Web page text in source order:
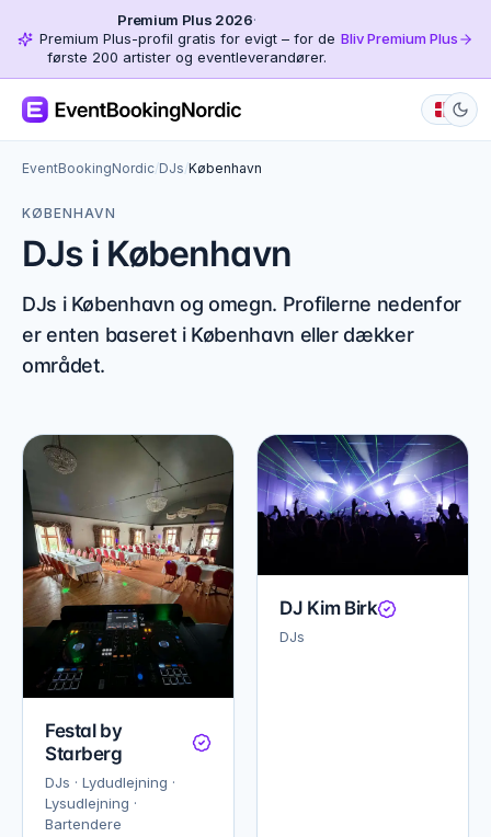
Premium Plus 2026·
Premium Plus-profil gratis for evigt – for de
første 200 artister og eventleverandører.
Bliv Premium Plus
EventBookingNordic/DJs/København
KØBENHAVN
DJs i København
DJs i København og omegn. Profilerne nedenfor
er enten baseret i København eller dækker
området.
Festal by
Starberg
DJs · Lydudlejning ·
Lysudlejning ·
Bartendere
DJ Kim Birk
DJs